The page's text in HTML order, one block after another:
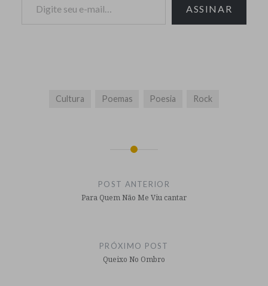
ASSINAR
Cultura Poemas Poesia Rock
POST ANTERIOR
Para Quem Não Me Viu cantar
PRÓXIMO POST
Queixo No Ombro